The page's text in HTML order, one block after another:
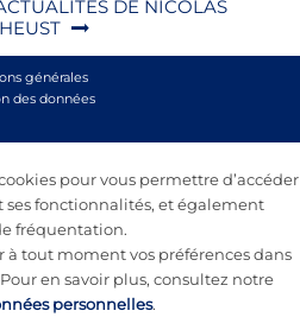
DE NICOLAS
générales
des données
pour vous permettre d’accéder
ses fonctionnalités, et également
fréquentation.
à tout moment vos préférences dans
en savoir plus, consultez notre
personnelles.